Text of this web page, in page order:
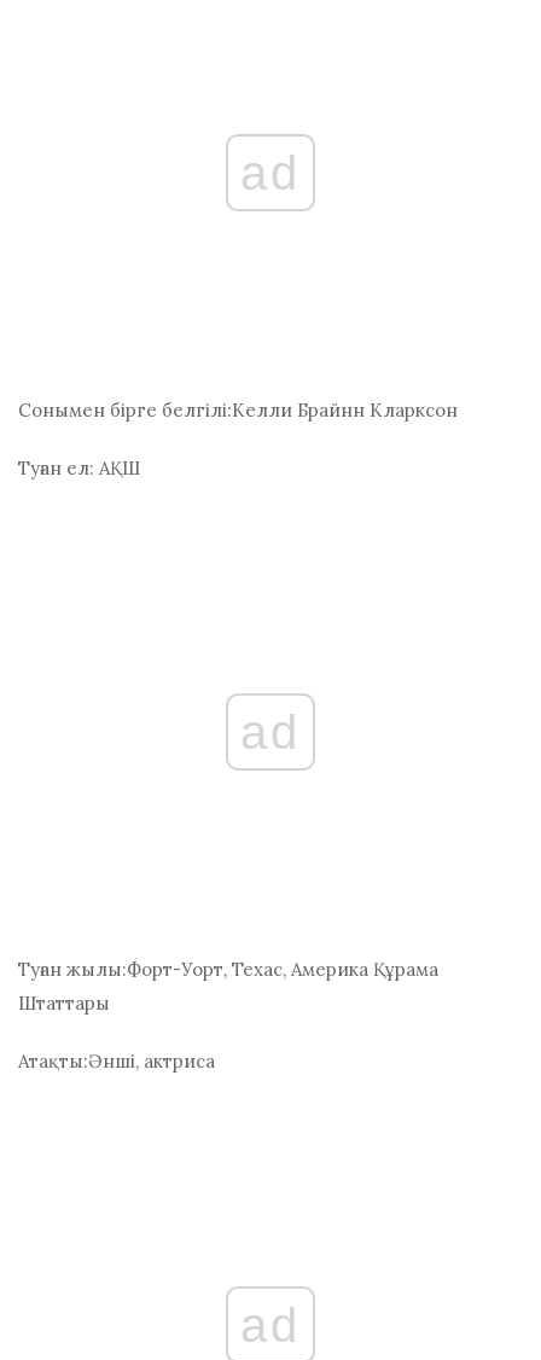
ad
Сонымен бірге белгілі:Келли Брайнн Кларксон
Туған ел: АҚШ
ad
Туған жылы:Форт-Уорт, Техас, Америка Құрама
Штаттары
Атақты:Әнші, актриса
ad